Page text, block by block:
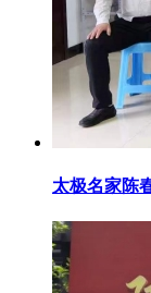
太极名家陈